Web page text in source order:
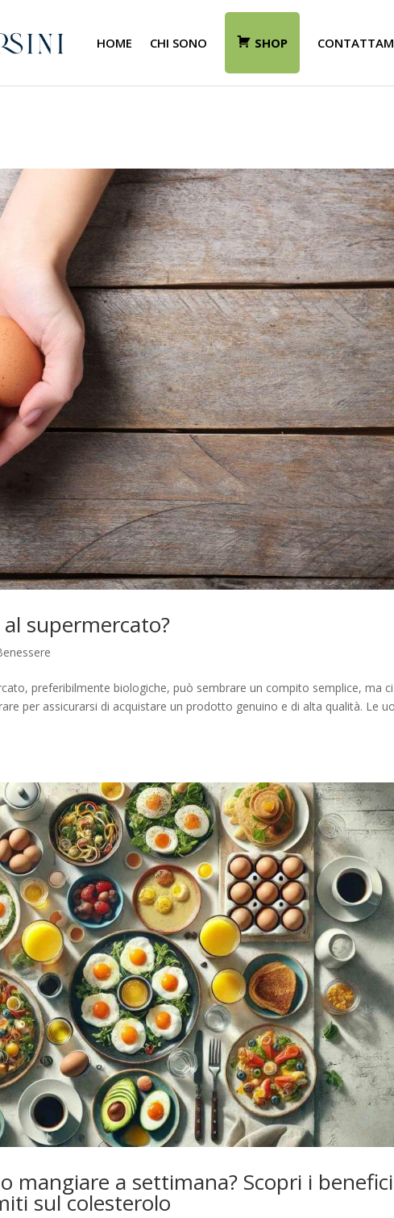
HOME CHI SONO SHOP
supermercato?
preferibilmente biologiche, può sembrare un compito semplice, ma ci
per assicurarsi di acquistare un prodotto genuino e di alta qualità. Le
mangiare a settimana? Scopri i benefici
sul colesterolo